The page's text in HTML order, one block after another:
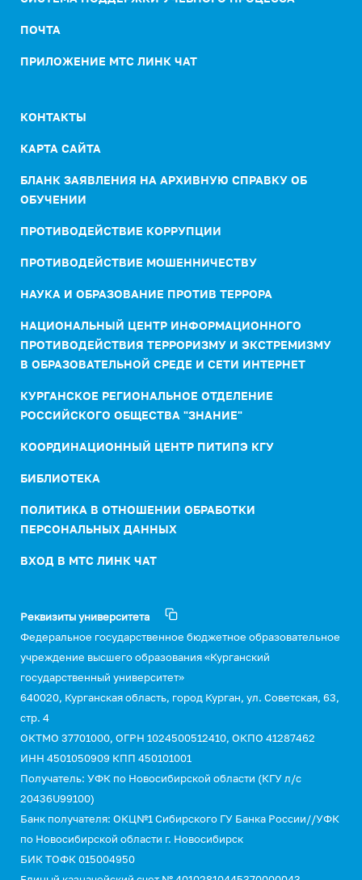
ПОЧТА
ПРИЛОЖЕНИЕ МТС ЛИНК ЧАТ
КОНТАКТЫ
КАРТА САЙТА
БЛАНК ЗАЯВЛЕНИЯ НА АРХИВНУЮ СПРАВКУ ОБ
ОБУЧЕНИИ
ПРОТИВОДЕЙСТВИЕ КОРРУПЦИИ
ПРОТИВОДЕЙСТВИЕ МОШЕННИЧЕСТВУ
НАУКА И ОБРАЗОВАНИЕ ПРОТИВ ТЕРРОРА
НАЦИОНАЛЬНЫЙ ЦЕНТР ИНФОРМАЦИОННОГО
ПРОТИВОДЕЙСТВИЯ ТЕРРОРИЗМУ И ЭКСТРЕМИЗМУ
В ОБРАЗОВАТЕЛЬНОЙ СРЕДЕ И СЕТИ ИНТЕРНЕТ
КУРГАНСКОЕ РЕГИОНАЛЬНОЕ ОТДЕЛЕНИЕ
РОССИЙСКОГО ОБЩЕСТВА "ЗНАНИЕ"
КООРДИНАЦИОННЫЙ ЦЕНТР ПИТИПЭ КГУ
БИБЛИОТЕКА
ПОЛИТИКА В ОТНОШЕНИИ ОБРАБОТКИ
ПЕРСОНАЛЬНЫХ ДАННЫХ
ВХОД В МТС ЛИНК ЧАТ
Реквизиты университета
Федеральное государственное бюджетное образовательное
учреждение высшего образования «Курганский
государственный университет»
640020, Курганская область, город Курган, ул. Советская, 63,
стр. 4
ОКТМО 37701000, ОГРН 1024500512410, ОКПО 41287462
ИНН 4501050909 КПП 450101001
Получатель: УФК по Новосибирской области (КГУ л/с
20436U99100)
Банк получателя: ОКЦ№1 Сибирского ГУ Банка России//УФК
по Новосибирской области г. Новосибирск
БИК ТОФК 015004950